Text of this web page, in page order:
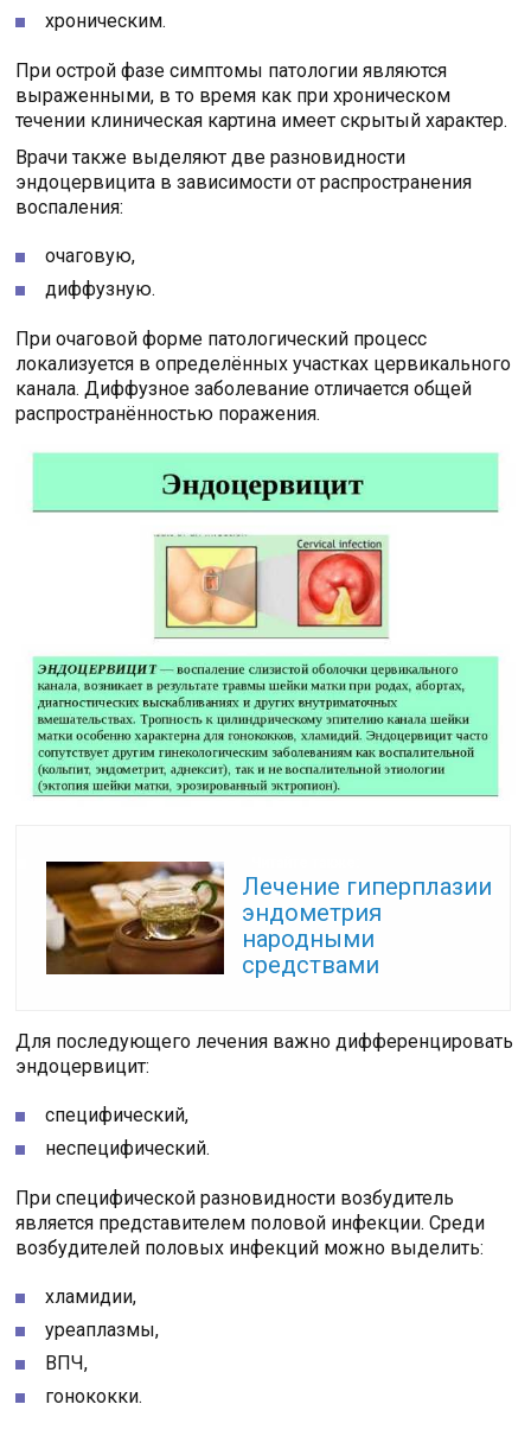
хроническим.
При острой фазе симптомы патологии являются
выраженными, в то время как при хроническом
течении клиническая картина имеет скрытый характер.
Врачи также выделяют две разновидности
эндоцервицита в зависимости от распространения
воспаления:
очаговую,
диффузную.
При очаговой форме патологический процесс
локализуется в определённых участках цервикального
канала. Диффузное заболевание отличается общей
распространённостью поражения.
Лечение гиперплазии
эндометрия
народными
средствами
Для последующего лечения важно дифференцировать
эндоцервицит:
специфический,
неспецифический.
При специфической разновидности возбудитель
является представителем половой инфекции. Среди
возбудителей половых инфекций можно выделить:
хламидии,
уреаплазмы,
ВПЧ,
гонококки.